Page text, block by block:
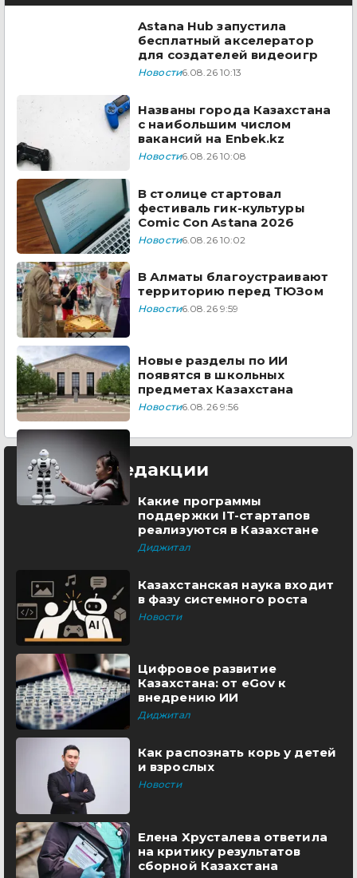
Astana Hub запустила
бесплатный акселератор
для создателей видеоигр
Новости6.08.26 10:13
Названы города Казахстана
с наибольшим числом
вакансий на Enbek.kz
Новости6.08.26 10:08
В столице стартовал
фестиваль гик-культуры
Comic Con Astana 2026
Новости6.08.26 10:02
В Алматы благоустраивают
территорию перед ТЮЗом
Новости6.08.26 9:59
Новые разделы по ИИ
появятся в школьных
предметах Казахстана
Новости6.08.26 9:56
Выбор редакции
Какие программы
поддержки IT-стартапов
реализуются в Казахстане
Диджитал
Казахстанская наука входит
в фазу системного роста
Новости
Цифровое развитие
Казахстана: от eGov к
внедрению ИИ
Диджитал
Как распознать корь у детей
и взрослых
Новости
Елена Хрусталева ответила
на критику результатов
сборной Казахстана